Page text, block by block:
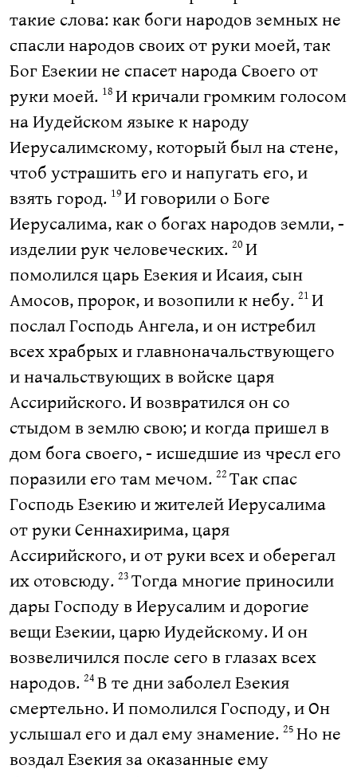
такие слова: как боги народов земных не
спасли народов своих от руки моей, так
Бог Езекии не спасет народа Своего от
руки моей. 18 И кричали громким голосом
на Иудейском языке к народу
Иерусалимскому, который был на стене,
чтоб устрашить его и напугать его, и
взять город. 19 И говорили о Боге
Иерусалима, как о богах народов земли, -
изделии рук человеческих. 20 И
помолился царь Езекия и Исаия, сын
Амосов, пророк, и возопили к небу. 21 И
послал Господь Ангела, и он истребил
всех храбрых и главноначальствующего
и начальствующих в войске царя
Ассирийского. И возвратился он со
стыдом в землю свою; и когда пришел в
дом бога своего, - исшедшие из чресл его
поразили его там мечом. 22 Так спас
Господь Езекию и жителей Иерусалима
от руки Сеннахирима, царя
Ассирийского, и от руки всех и оберегал
их отовсюду. 23 Тогда многие приносили
дары Господу в Иерусалим и дорогие
вещи Езекии, царю Иудейскому. И он
возвеличился после сего в глазах всех
народов. 24 В те дни заболел Езекия
смертельно. И помолился Господу, и Он
услышал его и дал ему знамение. 25 Но не
воздал Езекия за оказанные ему